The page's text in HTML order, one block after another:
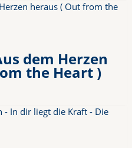
dem Herzen
the Heart )